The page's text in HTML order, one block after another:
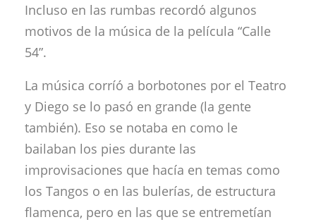
Incluso en las rumbas recordó algunos
motivos de la música de la película “Calle
54”.
La música corríó a borbotones por el Teatro
y Diego se lo pasó en grande (la gente
también). Eso se notaba en como le
bailaban los pies durante las
improvisaciones que hacía en temas como
los Tangos o en las bulerías, de estructura
flamenca, pero en las que se entremetían